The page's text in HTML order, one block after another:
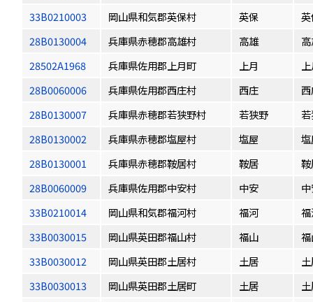
33B0210003
岡山県和気郡英保村 英保
28B0130004
兵庫県赤穂郡高雄村 高雄
28502A1968
兵庫県佐用郡上月町 上月
28B0060006
兵庫県佐用郡西庄村 西庄
28B0130007
兵庫県赤穂郡若狭野村 若狭野
28B0130002
兵庫県赤穂郡塩屋村 塩屋
28B0130001
兵庫県赤穂郡鞍居村 鞍居
28B0060009
兵庫県佐用郡中安村 中安
33B0210014
岡山県和気郡福河村 福河
33B0030015
岡山県英田郡福山村 福山
33B0030012
岡山県英田郡土居村 土居
33B0030013
岡山県英田郡土居町 土居